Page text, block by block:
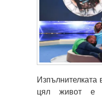
Изпълнителката
цял живот е